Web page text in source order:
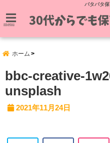
バタバタ保
menu
ホーム
bbc-creative-
unsplash
2021年11月24日